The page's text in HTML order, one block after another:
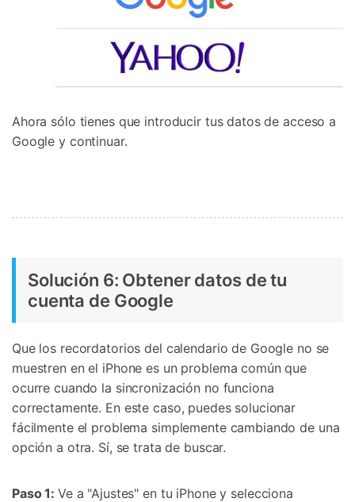
Ahora sólo tienes que introducir tus datos de acceso a
Google y continuar.
Solución 6: Obtener datos de tu
cuenta de Google
Que los recordatorios del calendario de Google no se
muestren en el iPhone es un problema común que
ocurre cuando la sincronización no funciona
correctamente. En este caso, puedes solucionar
fácilmente el problema simplemente cambiando de una
opción a otra. Sí, se trata de buscar.
Paso 1: Ve a "Ajustes" en tu iPhone y selecciona